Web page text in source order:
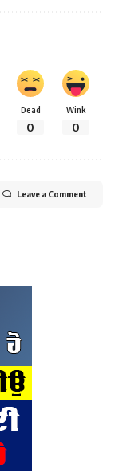
Dead
0
Wink
0
Leave a Comment